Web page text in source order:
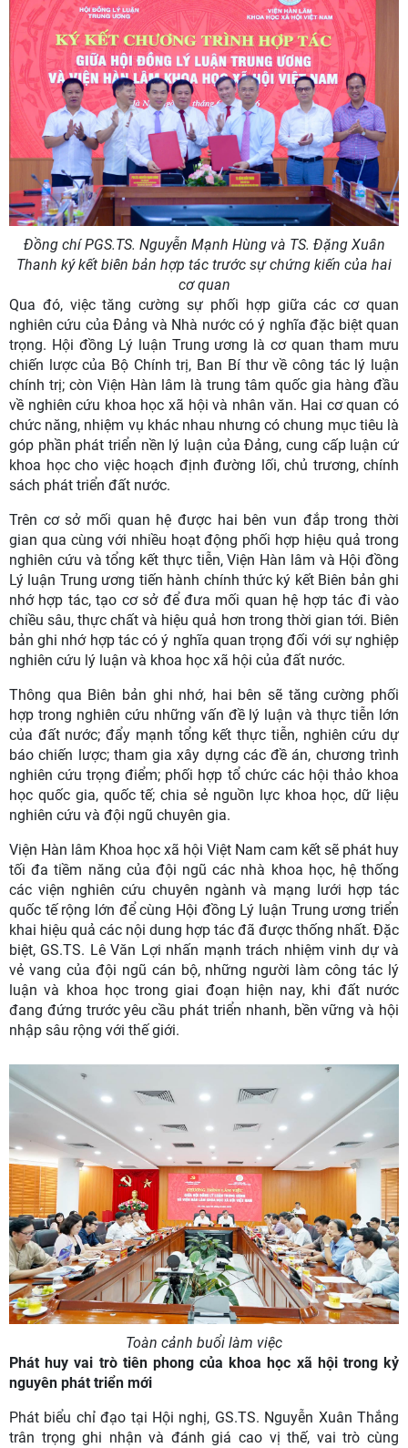
Đồng chí PGS.TS. Nguyễn Mạnh Hùng và TS. Đặng Xuân
Thanh ký kết biên bản hợp tác trước sự chứng kiến của hai
cơ quan
Qua đó, việc tăng cường sự phối hợp giữa các cơ quan
nghiên cứu của Đảng và Nhà nước có ý nghĩa đặc biệt quan
trọng. Hội đồng Lý luận Trung ương là cơ quan tham mưu
chiến lược của Bộ Chính trị, Ban Bí thư về công tác lý luận
chính trị; còn Viện Hàn lâm là trung tâm quốc gia hàng đầu
về nghiên cứu khoa học xã hội và nhân văn. Hai cơ quan có
chức năng, nhiệm vụ khác nhau nhưng có chung mục tiêu là
góp phần phát triển nền lý luận của Đảng, cung cấp luận cứ
khoa học cho việc hoạch định đường lối, chủ trương, chính
sách phát triển đất nước.
Trên cơ sở mối quan hệ được hai bên vun đắp trong thời
gian qua cùng với nhiều hoạt động phối hợp hiệu quả trong
nghiên cứu và tổng kết thực tiễn, Viện Hàn lâm và Hội đồng
Lý luận Trung ương tiến hành chính thức ký kết Biên bản ghi
nhớ hợp tác, tạo cơ sở để đưa mối quan hệ hợp tác đi vào
chiều sâu, thực chất và hiệu quả hơn trong thời gian tới. Biên
bản ghi nhớ hợp tác có ý nghĩa quan trọng đối với sự nghiệp
nghiên cứu lý luận và khoa học xã hội của đất nước.
Thông qua Biên bản ghi nhớ, hai bên sẽ tăng cường phối
hợp trong nghiên cứu những vấn đề lý luận và thực tiễn lớn
của đất nước; đẩy mạnh tổng kết thực tiễn, nghiên cứu dự
báo chiến lược; tham gia xây dựng các đề án, chương trình
nghiên cứu trọng điểm; phối hợp tổ chức các hội thảo khoa
học quốc gia, quốc tế; chia sẻ nguồn lực khoa học, dữ liệu
nghiên cứu và đội ngũ chuyên gia.
Viện Hàn lâm Khoa học xã hội Việt Nam cam kết sẽ phát huy
tối đa tiềm năng của đội ngũ các nhà khoa học, hệ thống
các viện nghiên cứu chuyên ngành và mạng lưới hợp tác
quốc tế rộng lớn để cùng Hội đồng Lý luận Trung ương triển
khai hiệu quả các nội dung hợp tác đã được thống nhất. Đặc
biệt, GS.TS. Lê Văn Lợi nhấn mạnh trách nhiệm vinh dự và
vẻ vang của đội ngũ cán bộ, những người làm công tác lý
luận và khoa học trong giai đoạn hiện nay, khi đất nước
đang đứng trước yêu cầu phát triển nhanh, bền vững và hội
nhập sâu rộng với thế giới.
Toàn cảnh buổi làm việc
Phát huy vai trò tiên phong của khoa học xã hội trong kỷ
nguyên phát triển mới
Phát biểu chỉ đạo tại Hội nghị, GS.TS. Nguyễn Xuân Thắng
trân trọng ghi nhận và đánh giá cao vị thế, vai trò cùng